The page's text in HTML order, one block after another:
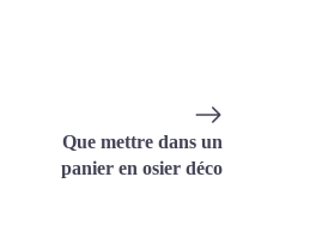
Que mettre dans un
panier en osier déco